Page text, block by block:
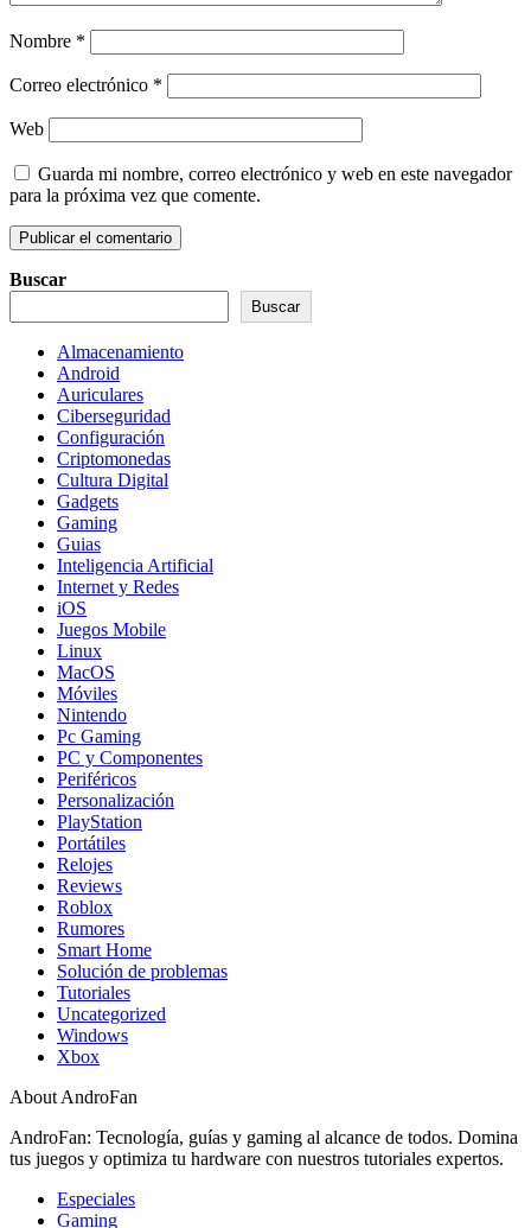
Nombre *
Correo electrónico *
Web
Guarda mi nombre, correo electrónico y web en este navegador
para la próxima vez que comente.
Buscar
Buscar
Almacenamiento
Android
Auriculares
Ciberseguridad
Configuración
Criptomonedas
Cultura Digital
Gadgets
Gaming
Guias
Inteligencia Artificial
Internet y Redes
iOS
Juegos Mobile
Linux
MacOS
Móviles
Nintendo
Pc Gaming
PC y Componentes
Periféricos
Personalización
PlayStation
Portátiles
Relojes
Reviews
Roblox
Rumores
Smart Home
Solución de problemas
Tutoriales
Uncategorized
Windows
Xbox
About AndroFan
AndroFan: Tecnología, guías y gaming al alcance de todos. Domina
tus juegos y optimiza tu hardware con nuestros tutoriales expertos.
Especiales
Gaming